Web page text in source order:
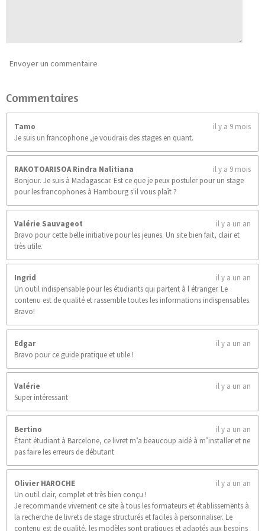
9
l
Envoyer un commentaire
Commentaires
Tamo
il y a 9 mois
Je suis un francophone ,je voudrais des stages en quant.
RAKOTOARISOA Rindra Nalitiana
il y a 9 mois
Bonjour. Je suis à Madagascar. Est ce que je peux postuler pour un stage
pour les francophones à Hambourg s'il vous plaît ?
Valérie Sauvageot
il y a un an
Bravo pour cette belle initiative pour les jeunes. Un site bien fait, clair et
très utile.
Ingrid
il y a un an
Un outil indispensable pour les étudiants qui partent à l étranger. Le
contenu est de qualité et rassemble toutes les informations indispensables.
Bravo!
Edgar
il y a un an
Bravo pour ce guide pratique et utile !
Valérie
il y a un an
Super intéressant
Bertino
il y a un an
Étant étudiant à Barcelone, ce livret m’a beaucoup aidé à m’installer et ne
pas faire les erreurs de débutant
Olivier HAROCHE
il y a un an
Un outil clair, complet et très bien conçu !
Je recommande vivement ce site à tous les formateurs et établissements à
la recherche de livrets de stage structurés et faciles à personnaliser. Le
contenu est de qualité, les modèles sont pratiques et adaptés aux besoins